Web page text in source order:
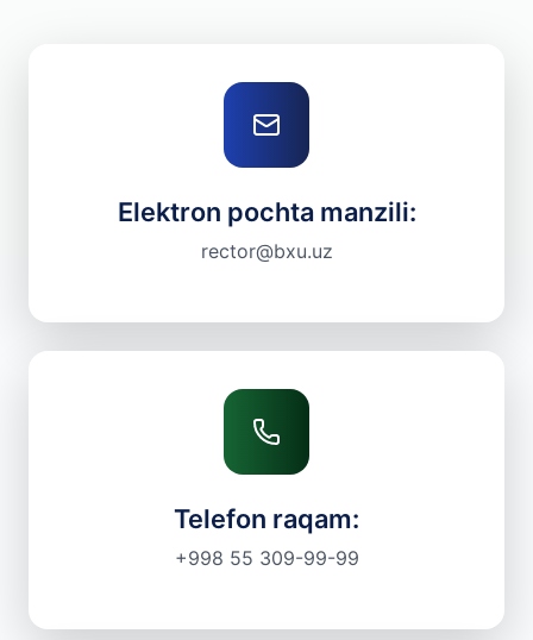
Elektron pochta manzili:
rector@bxu.uz
Telefon raqam:
+998 55 309-99-99